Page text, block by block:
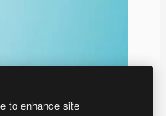
to enhance site